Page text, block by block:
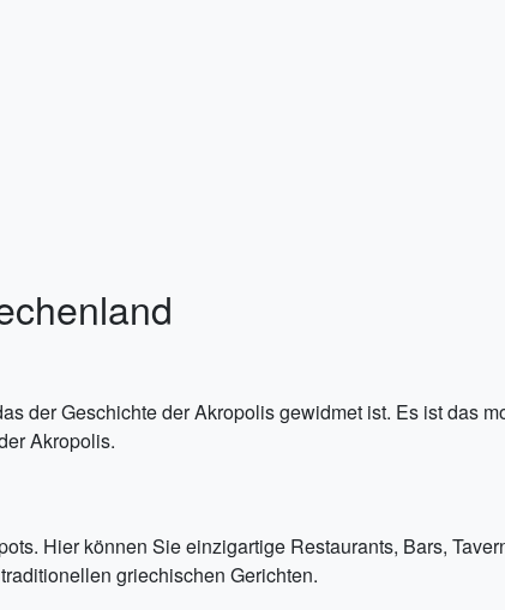
der Geschichte der Akropolis gewidmet ist. Es ist das
Akropolis.
Hier können Sie einzigartige Restaurants, Bars,
griechischen Gerichten.